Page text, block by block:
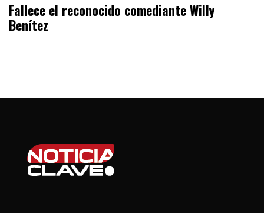
Fallece el reconocido comediante Willy
Benítez